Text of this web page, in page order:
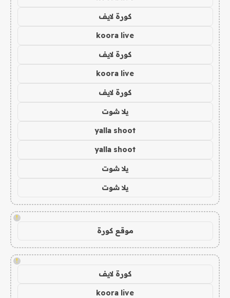
كورة لايف
koora live
كورة لايف
koora live
كورة لايف
يلا شوت
yalla shoot
yalla shoot
يلا شوت
يلا شوت
!
موقع كورة
!
كورة لايف
koora live